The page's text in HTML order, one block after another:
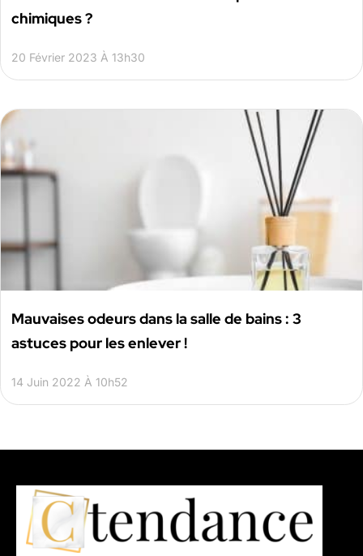
chimiques ?
20 Février 2023 À 13h30
Mauvaises odeurs dans la salle de bains : 3
astuces pour les enlever !
14 Juin 2022 À 10h52